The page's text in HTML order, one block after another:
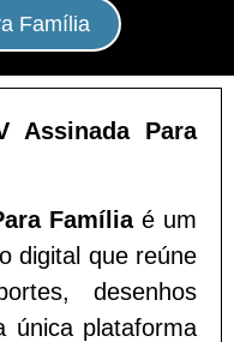
Família
Assinada Para
Famíliaé um
digital que reúne
desenhos
única plataforma